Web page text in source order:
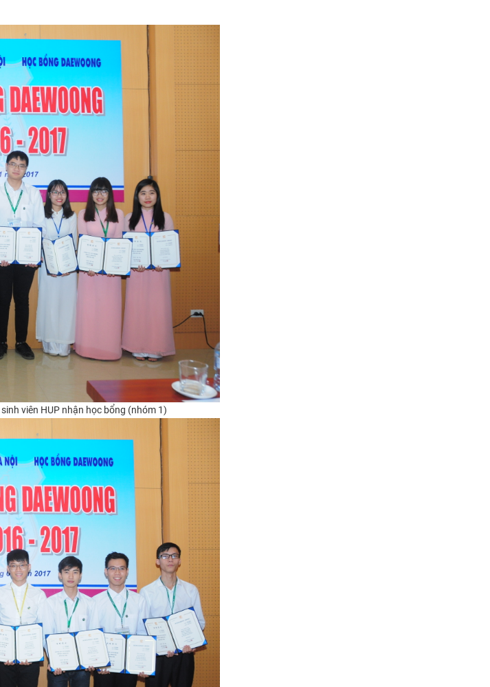
sinh viên HUP nhận học bổng (nhóm 1)